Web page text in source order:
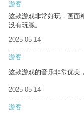
游客
这款游戏非常好玩，画面
没有玩腻。
2025-05-14
游客
这款游戏的音乐非常优美
2025-05-14
游客